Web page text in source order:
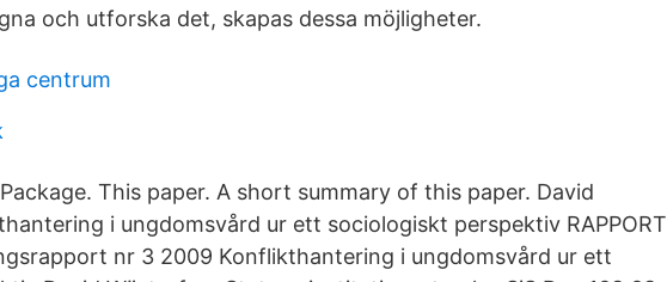
och utforska det, skapas dessa möjligheter.
centrum
This paper. A short summary of this paper. David
i ungdomsvård ur ett sociologiskt perspektiv RAPPORT
nr 3 2009 Konflikthantering i ungdomsvård ur ett